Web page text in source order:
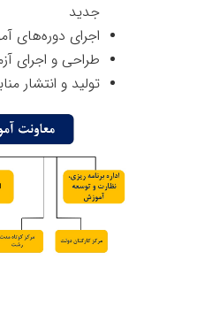
جدید
اجرای دوره‌های
طراحی و اجرای
تولید و انتشار